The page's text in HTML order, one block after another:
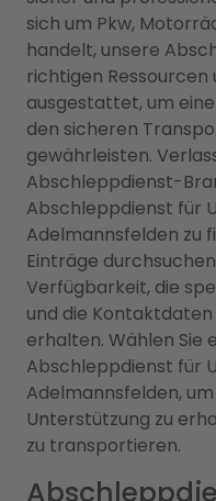
sich um Pkw,
handelt, unsere
richtigen Ressourcen
ausgestattet, um
den sicheren
gewährleisten.
Abschleppdienst-
Abschleppdienst für
Adelmannsfelden zu
Einträge
Verfügbarkeit, die
und die
erhalten. Wählen Sie
Abschleppdienst für
Adelmannsfelden,
Unterstützung zu
zu transportieren.